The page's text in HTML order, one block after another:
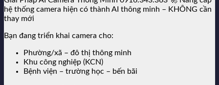
hệ thống camera hiện có thành AI thông minh – KHÔNG cần
thay mới
Bạn đang triển khai camera cho:
Phường/xã – đô thị thông minh
Khu công nghiệp (KCN)
Bệnh viện – trường học – bến bãi